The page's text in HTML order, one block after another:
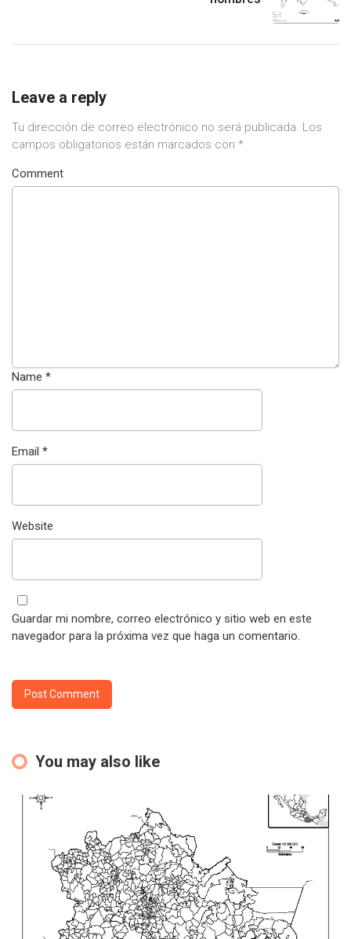
Leave a reply
Tu dirección de correo electrónico no será publicada. Los
campos obligatorios están marcados con *
Comment
Name *
Email *
Website
Guardar mi nombre, correo electrónico y sitio web en este
navegador para la próxima vez que haga un comentario.
You may also like